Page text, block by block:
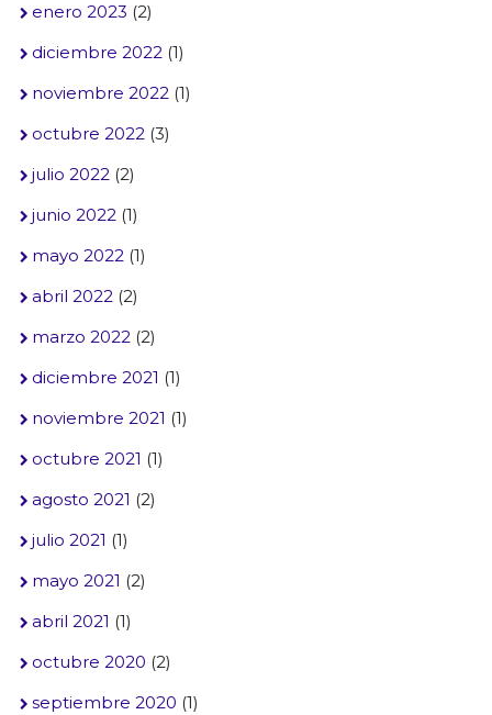
enero 2023 (2)
diciembre 2022(1)
noviembre 2022(1)
octubre 2022(3)
julio 2022(2)
junio 2022(1)
mayo 2022(1)
abril 2022(2)
marzo 2022(2)
diciembre 2021 (1)
noviembre 2021 (1)
octubre 2021 (1)
agosto 2021 (2)
julio 2021 (1)
mayo 2021 (2)
abril 2021 (1)
octubre 2020 (2)
septiembre 2020 (1)